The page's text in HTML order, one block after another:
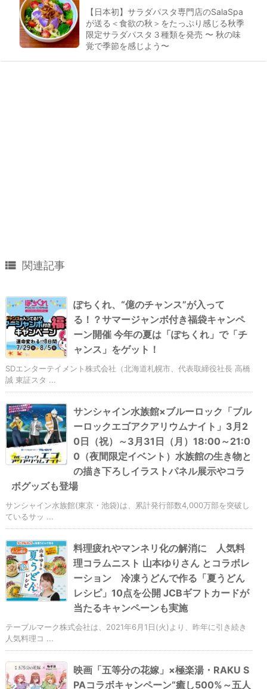
【日本初】サラダパスタ専門店のSalaSpa
が送る＜食欲の秋＞をたっぷり感じる秋季
限定サラダパスタ３種類を発売 〜 秋の味
覚で季節を感じよう〜
 関連記事
ぽちくれ、“億のチャンス”が入って
る！？サマージャンボ付き福袋キャンペ
ーン開催 今年の夏は「ぽちくれ」で「チ
ャンス」をゲット！
SDエンターテイメント株式会社（北海道札幌市、代表取締役社長 高橋
誠 東証スタ ...
サンシャイン水族館×ブルーロック「ブル
ーロックエゴアクアリウムナイト」3月2
0日（祝）～3月31日（月）18:00～21:0
0（夜間限定イベント）水族館の生き物と
の描き下ろしイラストパネル展示やコラ
ボグッズも登場
サンシャイン水族館(東京・池袋)は、累計発行部数4,000万部を突破し
ているサッ ...
料理疲れやマンネリ化の解消に 人気料
理コラムニスト 山本ゆりさん とコラボレ
ーション 冷凍うどんで作る「夏うどん
レシピ」10点を公開 JCBギフトカードが
当たるキャンペーンも実施
テーブルマーク株式会社は、2021年6月1日(火)より、昨年に引き続き
人気料理コ ...
映画「五等分の花嫁」×極楽湯・RAKU S
PAコラボキャンペーン“癒し500%～五人